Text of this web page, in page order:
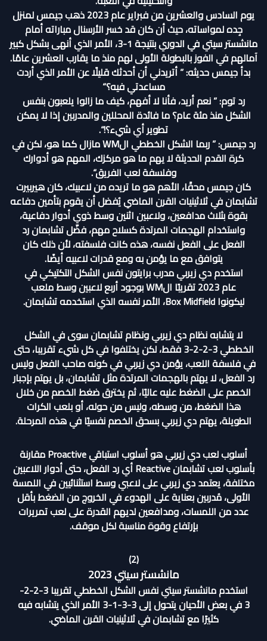
يوم السادس والعشرين من فبراير عام 2023 ذهب جيمس لمنزل
جِده لمواساته، حيث أن كان قد خسر الأرسنال مباراته أمام
مانشستر سيتي في الدوري بنتيجة 1-3، الأمر الذي أنهى بشكل كبير
آمالهم في الفوز بالبطولة الأولى لهم منذ ما يقارب العشرين عامًا.
بدأ جيمس حديثه: ” أتريدني أن أحدثك قليلًا عن الأمر الذي أردت
مساعدتي فيه؟“
رد توم: ” نعم أريد، فأنا لا أفهم، كيف ما زالوا يلعبون بنفس
الشكل منذ مئة عام؟ ما فائدة المحللين والمدربين إذا لا يمكن
تطوير أي شيء؟!“.
رد جيمس: ” ربما الشكل الخططي الWM مازال كما هو، لكن في
كرة القدم الحديثة لا يهم ما هو مركزك، المهم هو أدوارك
وفلسفة لعب الفريق“.
كان جيمس محقًا، الأهم هو ما تريده من لاعبيك، كان هيربيرت
تشابمان في ثلاثينيات القرن الماضي يُفضل أن يقوم بتأمين دفاعه
بقوة بثلاث مدافعين، ولاعبين اثنين وسط ذوي أدوار دفاعية،
واستخدام الهجمات المرتدة كسلاح مهم، فضّل تشابمان رد
الفعل على الفعل نفسه، هذه كانت فلسفته، لأن ذلك كان
يتوافق مع ما يؤمن به ومع قدرات لاعبيه أيضًا.
استخدم دي زيربي مدرب برايتون نفس الشكل التكتيكي في
عام 2023 تقريبًا الWM بوجود أربع لاعبين وسط ملعب
ليكونوا Box Midfield، الأمر نفسه الذي استخدمه تشابمان.
لا يتشابه نظام دي زيربي ونظام تشابمان سوى في الشكل
الخططي 3-2-2-3 فقط، لكن يختلفوا في كل شيء تقريبا، حتى
في فلسفة اللعب، يؤمن دي زيربي في كونه صاحب الفعل وليس
رد الفعل، لا يهتم بالهجمات المرتدة مثل تشابمان، بل يهتم بإجبار
الخصم على الضغط عليه عاليًا، ثم يخترق ضغط الخصم من خلال
هذا الضغط، من وسطه، وليس من حوله، أو بلعب الكرات
الطويلة، يهتم دي زيربي بسحق الخصم نفسيًا في هذه المرحلة.
أسلوب لعب دي زيربي هو أسلوب استباقي Proactive مقارنة
بأسلوب لعب تشابمان Reactive أي رد الفعل، حتى أدوار اللاعبين
مختلفة، يعتمد دي زيربي على لاعبي وسط استثنائيين في اللمسة
الأولى، مُدربين بعناية على الهدوء في الخروج من الضغط بأقل
عدد من اللمسات، ومدافعين لديهم القدرة على لعب تمريرات
بإرتفاع وقوة مناسبة لكل موقف.
(2)
مانشستر سيتي 2023
استخدم مانشستر سيتي نفس الشكل الخططي تقريبا 3-2-2-
3 في بعض الأحيان يتحول إلى 3-3-1-3 الأمر الذي يتشابه فيه
كثيرًا مع تشابمان في ثلاثينيات القرن الماضي.